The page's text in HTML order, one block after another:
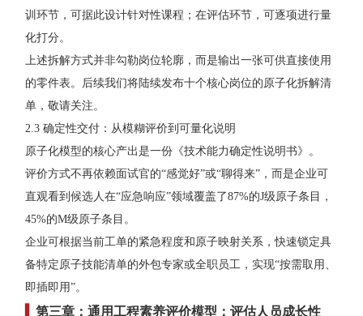
训环节，可据此设计针对性课程；在评估环节，可逐项进行量
化打分。
上述拆解方式并非勾勒岗位轮廓，而是输出一张可供直接使用
的零件表。后续我们将陆续发布十个核心岗位的原子化拆解清
单，敬请关注。
2.3 确定性交付：从模糊评价到可量化说明
原子化模型的核心产出是一份《技术能力确定性说明书》。
评价方式不再依赖面试官的“感觉好”或“聊得来”，而是企业可
直观看到候选人在“应急响应”领域覆盖了87%的J级原子条目，
45%的M级原子条目。
企业可根据当前工单的紧急程度和原子映射关系，快速锁定具
备特定原子技能清单的外包专家或全职员工，实现“按需取用、
即插即用”。
第三章：通用工程素养评价模型：评估人员成长性